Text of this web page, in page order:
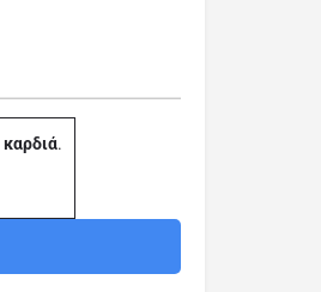
καρδιά.